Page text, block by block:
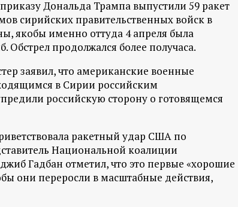
Дональда Трампа выпустили 59 ракет
сирийских правительственных войск в
якобы именно оттуда 4 апреля была
продолжался более получаса.
заявил, что американские военные
в Сирии российским
российскую сторону о готовящемся
ракетный удар США по
Национальной коалиции
Гадбан отметил, что это первые «хорошие
они переросли в масштабные действия,